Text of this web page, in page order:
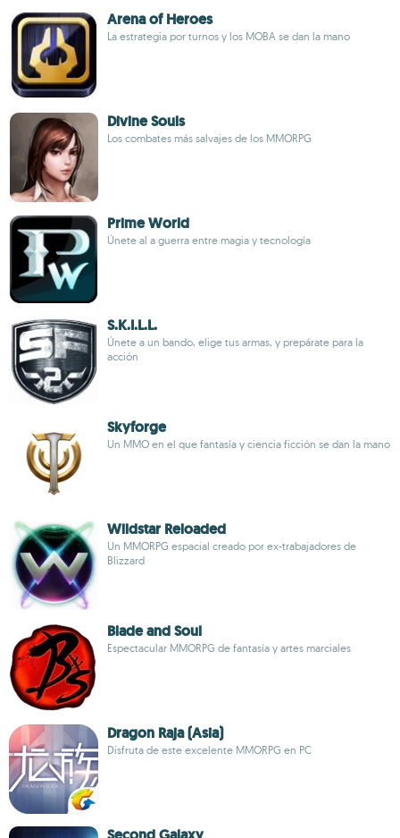
Arena of Heroes
La estrategia por turnos y los MOBA se dan la mano
Divine Souls
Los combates más salvajes de los MMORPG
Prime World
Únete al a guerra entre magia y tecnología
S.K.I.L.L.
Únete a un bando, elige tus armas, y prepárate para la
acción
Skyforge
Un MMO en el que fantasía y ciencia ficción se dan la mano
Wildstar Reloaded
Un MMORPG espacial creado por ex-trabajadores de
Blizzard
Blade and Soul
Espectacular MMORPG de fantasía y artes marciales
Dragon Raja (Asia)
Disfruta de este excelente MMORPG en PC